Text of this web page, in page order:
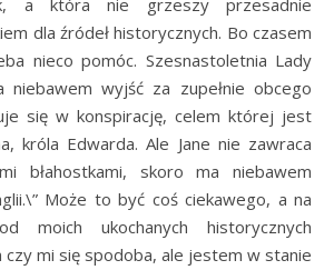
a która nie grzeszy przesadnie
dla źródeł historycznych. Bo czasem
nieco pomóc. Szesnastoletnia Lady
niebawem wyjść za zupełnie obcego
się w konspirację, celem której jest
króla Edwarda. Ale Jane nie zawraca
błahostkami, skoro ma niebawem
Może to być coś ciekawego, a na
moich ukochanych historycznych
czy mi się spodoba, ale jestem w stanie